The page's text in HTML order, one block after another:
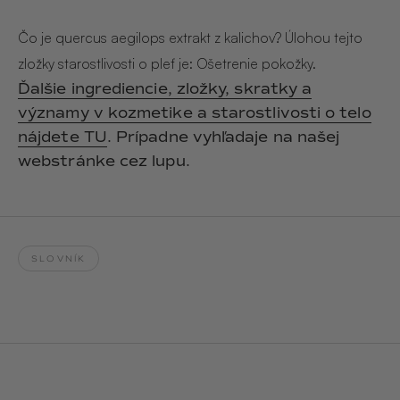
Čo je quercus aegilops extrakt z kalichov? Úlohou tejto
zložky starostlivosti o pleť je: Ošetrenie pokožky.
Ďalšie ingrediencie, zložky, skratky a
významy v kozmetike a starostlivosti o telo
nájdete TU. Prípadne vyhľadaje na našej
webstránke cez lupu.
SLOVNÍK
€29,90 €24,90
MUCUMU
Candle
ROUGE
€24,90
MUCUMU
Essentials set
L´AMOUR
€38,90
€24,90
Hand Cream Serum
Nail Oil
Candles
Sety
SOLEILLE